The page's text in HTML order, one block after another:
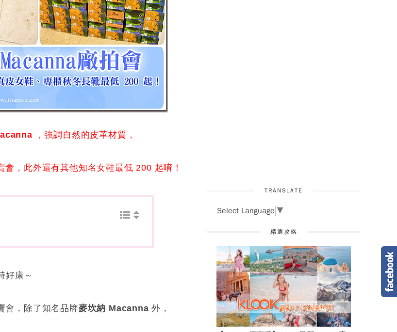
，強調自然的皮革材質，
，此外還有其他知名女鞋最低 200 起唷！
好康～
會，除了知名品牌麥坎納 Macanna外，
TRANSLATE
Select Language ▼
精選攻略